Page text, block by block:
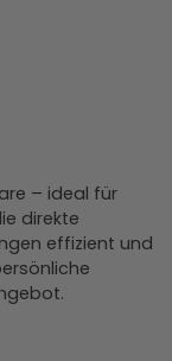
– ideal für
direkte
effizient und